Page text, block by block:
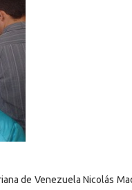
de Venezuela Nicolás